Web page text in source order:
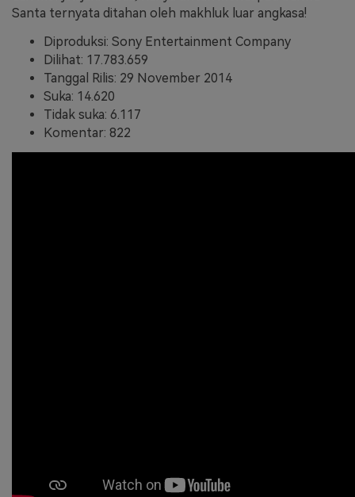
Santa ternyata ditahan oleh makhluk luar angkasa!
Diproduksi: Sony Entertainment Company
Dilihat: 17.783.659
Tanggal Rilis: 29 November 2014
Suka: 14.620
Tidak suka: 6.117
Komentar: 822